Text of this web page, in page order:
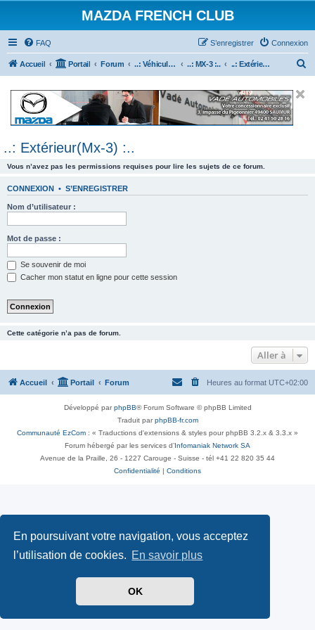
En poursuivant votre navigation, vous acceptez
l’utilisation de cookies. En savoir plus
OK
MAZDA FRENCH CLUB
FAQ Connexion
S’enregistrer
Accueil Portail Forum ..: Véhicules Mazda ancien (<2003) :.. ..: MX-3 :.. ..: Extérieur(Mx-3) :..
e
..: Extérieur(Mx-3) :..
Vous n’avez pas les permissions requises pour lire les sujets de ce forum.
CONNEXION • S’ENREGISTRER
Nom d’utilisateur :
Mot de passe :
Se souvenir de moi
Cacher mon statut en ligne pour cette session
Cette catégorie n’a pas de forum.
Aller à
Accueil Portail Forum Heures au format UTC+02:00
Développé parphpBB® Forum Software © phpBB Limited
Traduit parphpBB-fr.com
Communauté EzCom : « Traductions d'extensions & styles pour phpBB 3.2.x & 3.3.x »
Forum hébergé par les services d’ Infomaniak Network SA
Avenue de la Praille, 26 - 1227 Carouge - Suisse - tél +41 22 820 35 44
Confidentialité
Conditions